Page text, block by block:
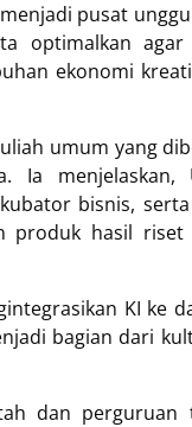
pusat
optimalkan agar
ekonomi
umum yang
Ia menjelaskan,
bisnis,
produk hasil
KI ke
bagian dari
dan perguruan